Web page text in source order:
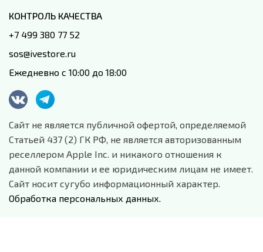
КОНТРОЛЬ КАЧЕСТВА
+7 499 380 77 52
sos@ivestore.ru
Ежедневно с 10:00 до 18:00
Сайт не является публичной офертой, определяемой
Статьей 437 (2) ГК РФ, не является авторизованным
реселлером Apple Inc. и никакого отношения к
данной компании и ее юридическим лицам не имеет.
Сайт носит сугубо информационный характер.
Обработка персональных данных.